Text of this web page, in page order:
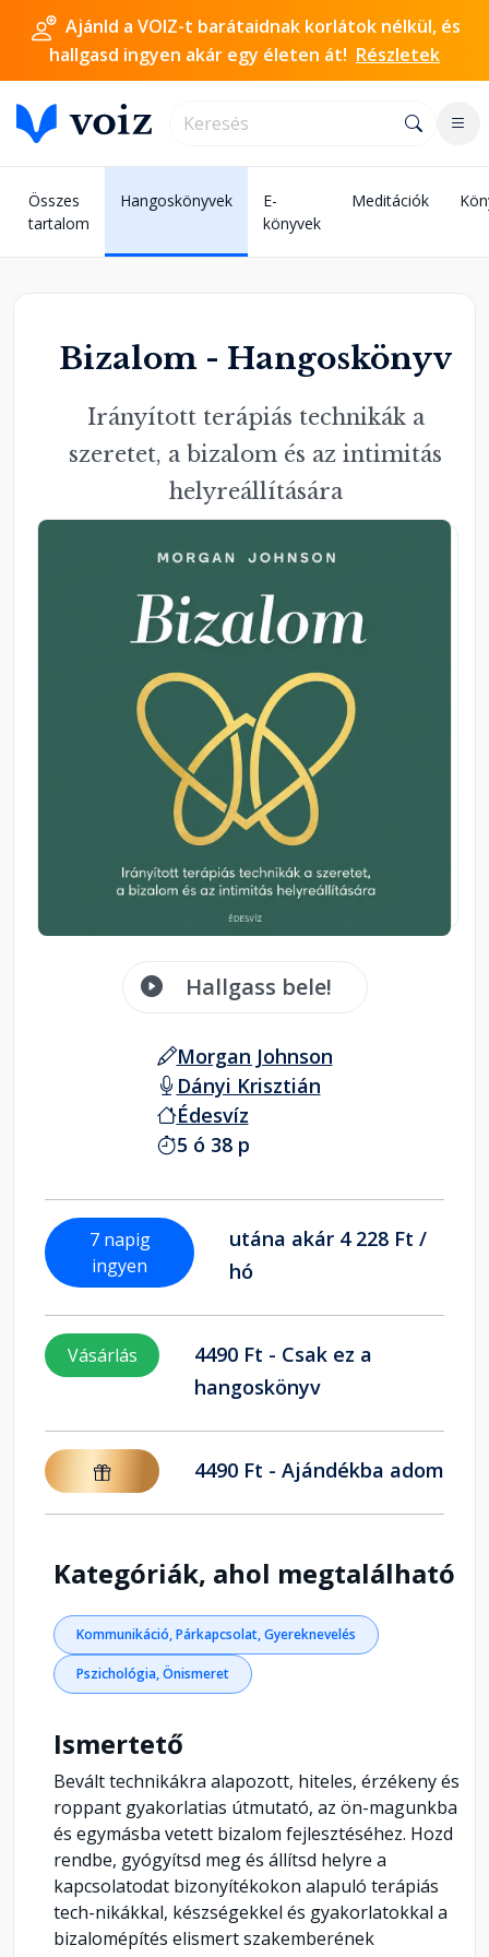
Ajánld a VOIZ-t barátaidnak korlátok nélkül, és
hallgasd ingyen akár egy életen át! Részletek
Összes
tartalom
Hangoskönyvek
E-
könyvek
Meditációk
Bizalom - Hangoskönyv
Irányított terápiás technikák a
szeretet, a bizalom és az intimitás
helyreállítására
Hallgass bele!
Morgan Johnson
Dányi Krisztián
Édesvíz
5 ó 38 p
7 napig
ingyen
utána akár 4 228 Ft /
hó
Vásárlás
4490 Ft - Csak ez a
hangoskönyv
4490 Ft - Ajándékba adom
Kategóriák, ahol megtalálható
Kommunikáció, Párkapcsolat, Gyereknevelés
Pszichológia, Önismeret
Ismertető
Bevált technikákra alapozott, hiteles, érzékeny és
roppant gyakorlatias útmutató, az ön-magunkba
és egymásba vetett bizalom fejlesztéséhez. Hozd
rendbe, gyógyítsd meg és állítsd helyre a
kapcsolatodat bizonyítékokon alapuló terápiás
tech-nikákkal, készségekkel és gyakorlatokkal a
bizalomépítés elismert szakemberének